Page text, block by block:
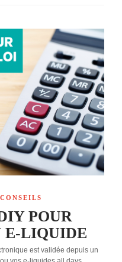
POUR
E-LIQUIDE
est validée depuis un